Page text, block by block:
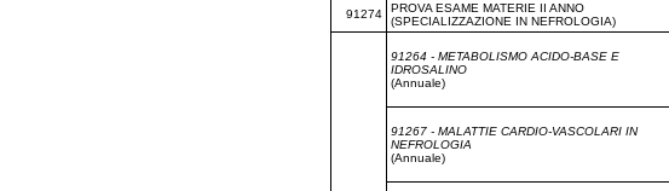
91274
PROVA ESAME MATERIE II ANNO
(SPECIALIZZAZIONE IN NEFROLOGIA)
91264 - METABOLISMO ACIDO-BASE E
IDROSALINO
(Annuale)
91267 - MALATTIE CARDIO-VASCOLARI IN
NEFROLOGIA
(Annuale)